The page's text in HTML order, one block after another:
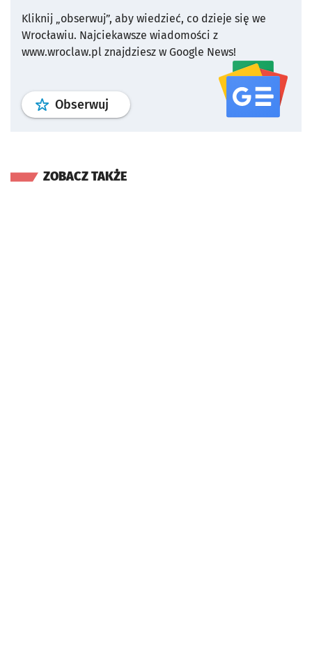
Kliknij „obserwuj”, aby wiedzieć, co dzieje się we
Wrocławiu. Najciekawsze wiadomości z
www.wroclaw.pl znajdziesz w Google News!
Obserwuj profil serwisu
ZOBACZ TAKŻE